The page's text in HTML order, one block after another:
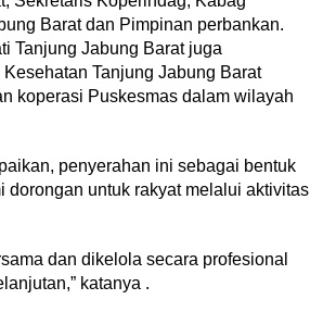
Barat dan Pimpinan perbankan.
Tanjung Jabung Barat juga
Tanjung Jabung Barat
koperasi Puskesmas dalam wilayah
penyerahan ini sebagai bentuk
untuk rakyat melalui aktivitas
dan dikelola secara profesional
katanya .